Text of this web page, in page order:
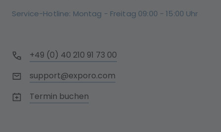
Service-Hotline: Montag - Freitag 09:00 - 15:00 Uhr
+49 (0) 40 210 91 73 00
support@exporo.com
Termin buchen